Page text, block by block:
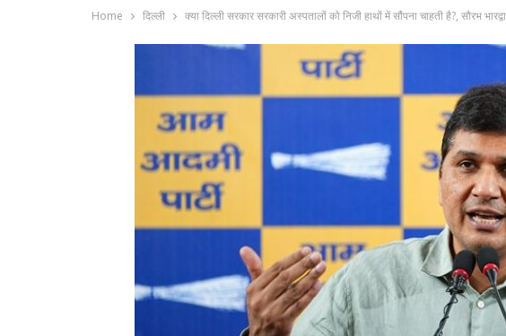
Home दिल्ली क्या दिल्ली सरकार सरकारी अस्पतालों को निजी हाथों में सौंपना चाहती है?, सौरभ